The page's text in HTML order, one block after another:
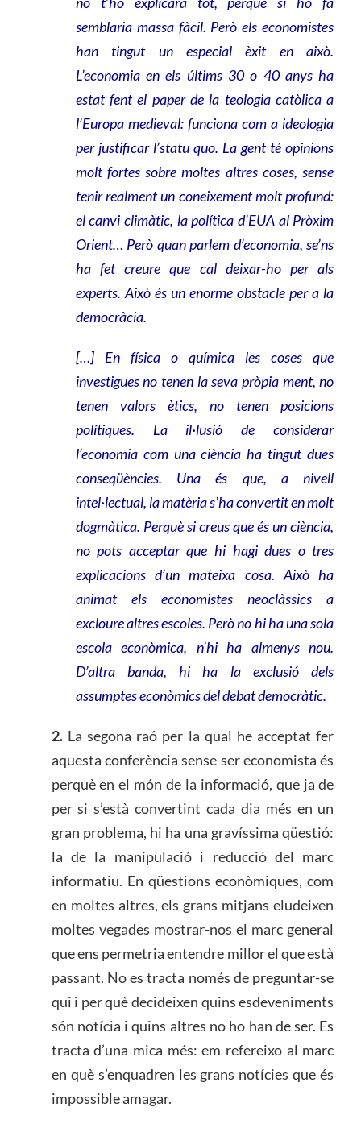
semblaria massa fàcil. Però els economistes
han tingut un especial èxit en això.
L’economia en els últims 30 o 40 anys ha
estat fent el paper de la teologia catòlica a
l’Europa medieval: funciona com a ideologia
per justificar l’statu quo. La gent té opinions
molt fortes sobre moltes altres coses, sense
tenir realment un coneixement molt profund:
el canvi climàtic, la política d’EUA al Pròxim
Orient… Però quan parlem d’economia, se’ns
ha fet creure que cal deixar-ho per als
experts. Això és un enorme obstacle per a la
democràcia.
[…] En física o química les coses que
investigues no tenen la seva pròpia ment, no
tenen valors ètics, no tenen posicions
polítiques. La il·lusió de considerar
l’economia com una ciència ha tingut dues
conseqüències. Una és que, a nivell
intel·lectual, la matèria s’ha convertit en molt
dogmàtica. Perquè si creus que és un ciència,
no pots acceptar que hi hagi dues o tres
explicacions d’un mateixa cosa. Això ha
animat els economistes neoclàssics a
excloure altres escoles. Però no hi ha una sola
escola econòmica, n’hi ha almenys nou.
D’altra banda, hi ha la exclusió dels
assumptes econòmics del debat democràtic.
2. La segona raó per la qual he acceptat fer
aquesta conferència sense ser economista és
perquè en el món de la informació, que ja de
per si s’està convertint cada dia més en un
gran problema, hi ha una gravíssima qüestió:
la de la manipulació i reducció del marc
informatiu. En qüestions econòmiques, com
en moltes altres, els grans mitjans eludeixen
moltes vegades mostrar-nos el marc general
que ens permetria entendre millor el que està
passant. No es tracta només de preguntar-se
qui i per què decideixen quins esdeveniments
són notícia i quins altres no ho han de ser. Es
tracta d’una mica més: em refereixo al marc
en què s’enquadren les grans notícies que és
impossible amagar.